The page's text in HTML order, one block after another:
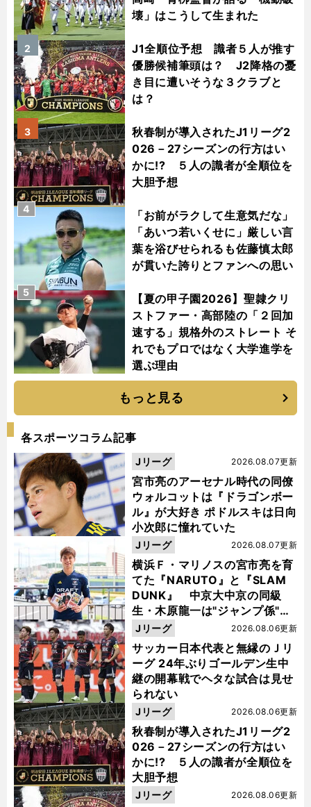
壊」はこうして生まれた
J1全順位予想 識者５人が推す
優勝候補筆頭は？ J2降格の憂
き目に遭いそうな３クラブと
は？
2
秋春制が導入されたJ1リーグ2
026－27シーズンの行方はい
かに!? ５人の識者が全順位を
大胆予想
3
「お前がラクして生意気だな」
「あいつ若いくせに」厳しい言
葉を浴びせられるも佐藤慎太郎
が貫いた誇りとファンへの思い
4
【夏の甲子園2026】聖隷クリ
ストファー・高部陸の「２回加
速する」規格外のストレート そ
れでもプロではなく大学進学を
選ぶ理由
5
もっと見る
各スポーツコラム記事
宮市亮のアーセナル時代の同僚
ウォルコットは『ドラゴンボー
ル』が大好き ポドルスキは日向
小次郎に憧れていた
2026.08.07更新
Jリーグ
横浜Ｆ・マリノスの宮市亮を育
てた『NARUTO』と『SLAM
DUNK』 中京大中京の同級
生・木原龍一は"ジャンプ係"だ
った
2026.08.07更新
Jリーグ
サッカー日本代表と無縁のＪリ
ーグ 24年ぶりゴールデン生中
継の開幕戦でヘタな試合は見せ
られない
2026.08.06更新
Jリーグ
秋春制が導入されたJ1リーグ2
026－27シーズンの行方はい
かに!? ５人の識者が全順位を
大胆予想
2026.08.06更新
Jリーグ
2026.08.06更新
Jリーグ